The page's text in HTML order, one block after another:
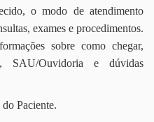
o modo de atendimento
exames e procedimentos.
sobre como chegar,
SAU/Ouvidoria e dúvidas
Paciente.